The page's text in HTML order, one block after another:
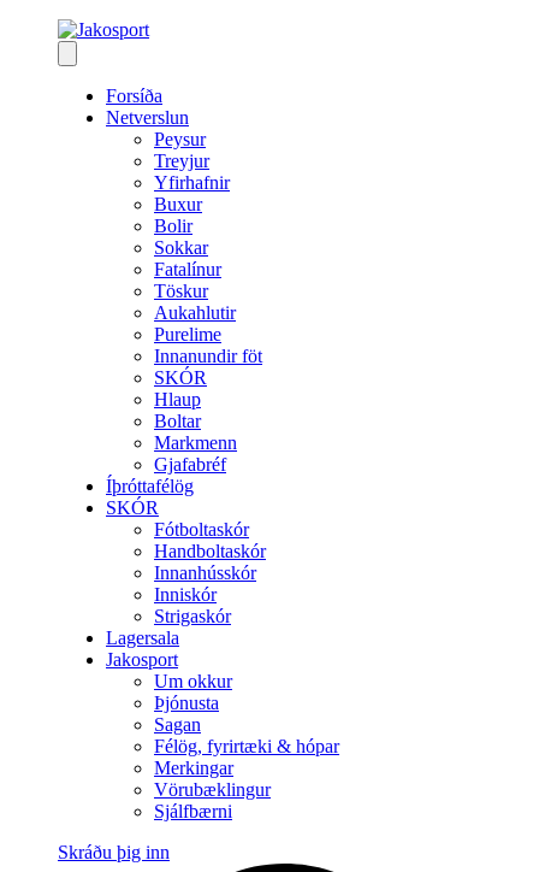
Forsíða
Netverslun
Peysur
Treyjur
Yfirhafnir
Buxur
Bolir
Sokkar
Fatalínur
Töskur
Aukahlutir
Purelime
Innanundir föt
SKÓR
Hlaup
Boltar
Markmenn
Gjafabréf
Íþróttafélög
SKÓR
Fótboltaskór
Handboltaskór
Innanhússkór
Inniskór
Strigaskór
Lagersala
Jakosport
Um okkur
Þjónusta
Sagan
Félög, fyrirtæki & hópar
Merkingar
Vörubæklingur
Sjálfbærni
Skráðu þig inn